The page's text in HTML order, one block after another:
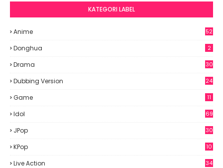
KATEGORI LABEL
Anime
52
Donghua 2
Drama 30
Dubbing Version 24
Game 11
Idol
69
JPop
30
KPop
10
Live Action 34